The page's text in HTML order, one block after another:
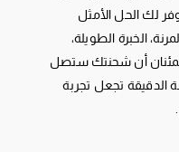
لك الحل الأمثل
الخبرة الطويلة،
أن شحنتك ستصل
الدقيقة تجعل تجربة